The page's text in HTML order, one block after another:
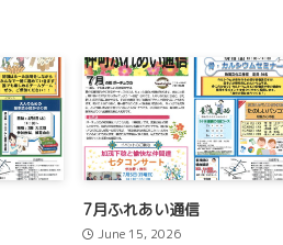
7月ふれあい通信
June 15, 2026